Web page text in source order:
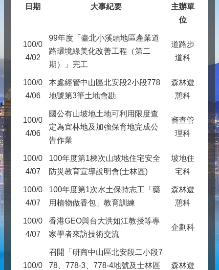
日期
大事紀要
主辦單
位
100/0
4/02
99年度「臺北小溪頭地區產業道
路環境綠美化改善工程（第二
期）」完工
道路步
道科
100/0
4/06
本處經管中山區北安段2小段778
地號第3筆土地會勘
森林遊
憩科
100/0
4/06
國公有山坡地土地可利用限度查
定為宜林地及加強保育地完成公
告作業
審查管
理科
100/0
4/07
100年度第1梯次山坡地住宅安全
防災教育宣導說明會(士林區)
坡地住
宅科
100/0
4/07
100年度第1次水土保持志工「藥
用植物做香包」教育訓練
森林遊
憩科
100/0
4/07
香港GEO與台大洪如江教授等專
家學者來訪技術交流
企劃科
100/0
召開「研商中山區北安段二小段7
78、778-3、778-4地號及士林區
森林遊